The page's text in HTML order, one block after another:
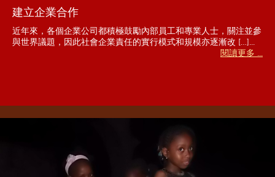
建立企業合作
近年來，各個企業公司都積極鼓勵內部員工和專業人士，關注並參
與世界議題，因此社會企業責任的實行模式和規模亦逐漸改 […]...
閱讀更多 ...